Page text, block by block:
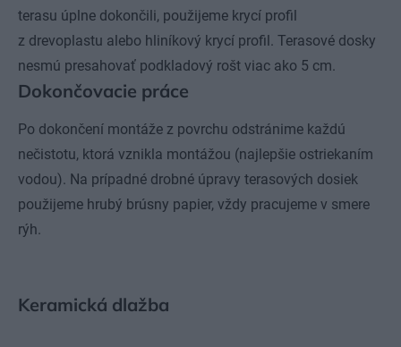
terasu úplne dokončili, použijeme krycí profil
z drevoplastu alebo hliníkový krycí profil. Terasové dosky
nesmú presahovať podkladový rošt viac ako 5 cm.
Dokončovacie práce
Po dokončení montáže z povrchu odstránime každú
nečistotu, ktorá vznikla montážou (najlepšie ostriekaním
vodou). Na prípadné drobné úpravy terasových dosiek
použijeme hrubý brúsny papier, vždy pracujeme v smere
rýh.
Keramická dlažba